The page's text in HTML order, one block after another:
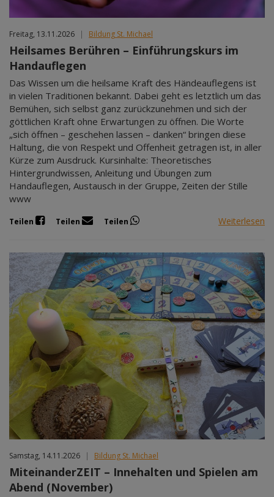
Freitag, 13.11.2026 | Bildung St. Michael
Heilsames Berühren – Einführungskurs im
Handauflegen
Das Wissen um die heilsame Kraft des Händeauflegens ist
in vielen Traditionen bekannt. Dabei geht es letztlich um das
Bemühen, sich selbst ganz zurückzunehmen und sich der
göttlichen Kraft ohne Erwartungen zu öffnen. Die Worte
„sich öffnen – geschehen lassen – danken“ bringen diese
Haltung, die von Respekt und Offenheit getragen ist, in aller
Kürze zum Ausdruck. Kursinhalte: Theoretisches
Hintergrundwissen, Anleitung und Übungen zum
Handauflegen, Austausch in der Gruppe, Zeiten der Stille
www
Teilen Teilen Teilen Weiterlesen
Samstag, 14.11.2026 | Bildung St. Michael
MiteinanderZEIT – Innehalten und Spielen am
Abend (November)